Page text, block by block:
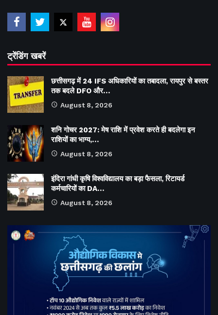
ट्रेंडिंग खबरें
छत्तीसगढ़ में 24 IFS अधिकारियों का तबादला, रायपुर से बस्तर
तक बदले DFO और…
August 8, 2026
शनि गोचर 2027: मेष राशि में प्रवेश करते ही बदलेगा इन
राशियों का भाग्य,…
August 8, 2026
इंदिरा गांधी कृषि विश्वविद्यालय का बड़ा फैसला, रिटायर्ड
कर्मचारियों का DA…
August 8, 2026